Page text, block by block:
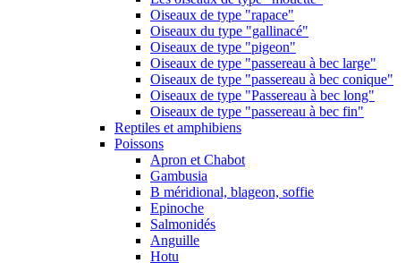
Oiseaux de type "rapace"
Oiseaux du type "gallinacé"
Oiseaux de type "pigeon"
Oiseaux de type "passereau à bec large"
Oiseaux de type "passereau à bec conique"
Oiseaux de type "Passereau à bec long"
Oiseaux de type "passereau à bec fin"
Reptiles et amphibiens
Poissons
Apron et Chabot
Gambusia
B méridional, blageon, soffie
Epinoche
Salmonidés
Anguille
Hotu